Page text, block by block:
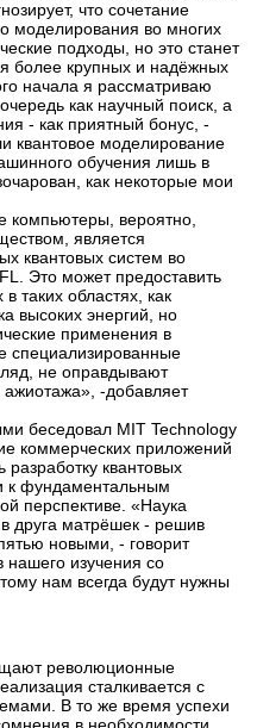
что сочетание
моделирования во многих
подходы, но это станет
более крупных и надёжных
начала я рассматриваю
как научный поиск, а
- как приятный бонус, -
квантовое моделирование
обучения лишь в
как некоторые мои
компьютеры, вероятно,
является
квантовых систем во
Это может предоставить
таких областях, как
высоких энергий, но
применения в
не оправдывают
-добавляет
беседовал MIT Technology
коммерческих приложений
квантовых
к фундаментальным
перспективе. «Наука
друга матрёшек - решив
новыми, - говорит
нашего изучения со
нам всегда будут нужны
революционные
сталкивается с
В то же время успехи